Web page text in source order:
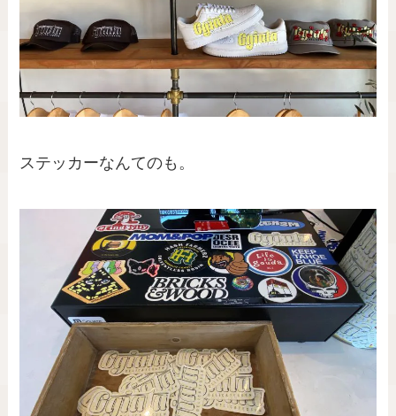
ステッカーなんてのも。